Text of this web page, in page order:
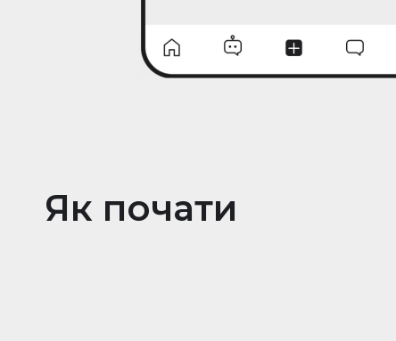
Як почати